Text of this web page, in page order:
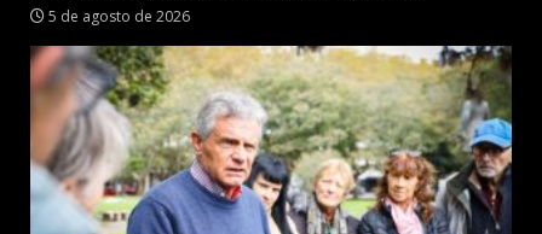
5 de agosto de 2026